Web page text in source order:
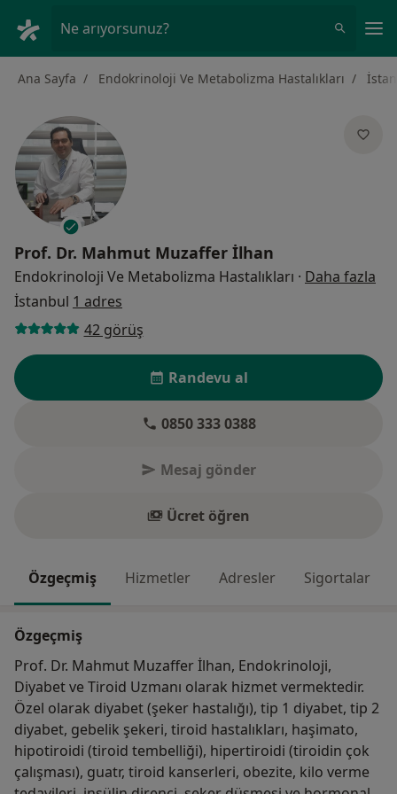
Ne arıyorsunuz?
Ana Sayfa Endokrinoloji Ve Metabolizma Hastalıkları
Prof. Dr. Mahmut Muzaffer İlhan
Endokrinoloji Ve Metabolizma Hastalıkları · Daha fazla
İstanbul 1 adres
42 görüş
Randevu al
0850 333 0388
Mesaj gönder
Ücret öğren
Özgeçmiş Hizmetler Adresler Sigortalar
Özgeçmiş
Prof. Dr. Mahmut Muzaffer İlhan, Endokrinoloji,
Diyabet ve Tiroid Uzmanı olarak hizmet vermektedir.
Özel olarak diyabet (şeker hastalığı), tip 1 diyabet, tip 2
diyabet, gebelik şekeri, tiroid hastalıkları, haşimato,
hipotiroidi (tiroid tembelliği), hipertiroidi (tiroidin çok
çalışması), guatr, tiroid kanserleri, obezite, kilo verme